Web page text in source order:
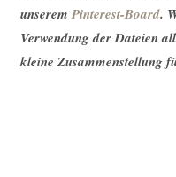
unserem Pinterest-Board.
Verwendung der Dateien
kleine Zusammenstellung